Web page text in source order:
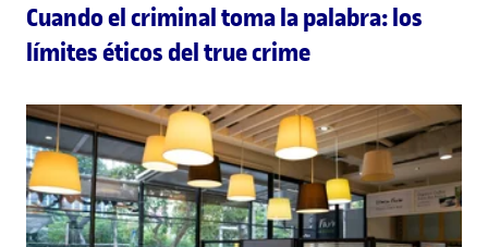
Cuando el criminal toma la palabra: los
límites éticos del true crime